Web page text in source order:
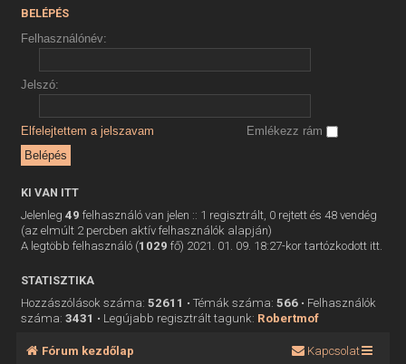
BELÉPÉS
Felhasználónév:
Jelszó:
Elfelejtettem a jelszavam Emlékezz rám
KI VAN ITT
Jelenleg 49 felhasználó van jelen :: 1 regisztrált, 0 rejtett és 48 vendég
(az elmúlt 2 percben aktív felhasználók alapján)
A legtöbb felhasználó (1029 fő) 2021. 01. 09. 18:27-kor tartózkodott itt.
STATISZTIKA
Hozzászólások száma: 52611 • Témák száma: 566• Felhasználók
száma: 3431 • Legújabb regisztrált tagunk: Robertmof
Fórum kezdőlap Kapcsolat